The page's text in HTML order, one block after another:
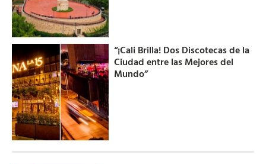
“¡Cali Brilla! Dos Discotecas de la
Ciudad entre las Mejores del
Mundo”